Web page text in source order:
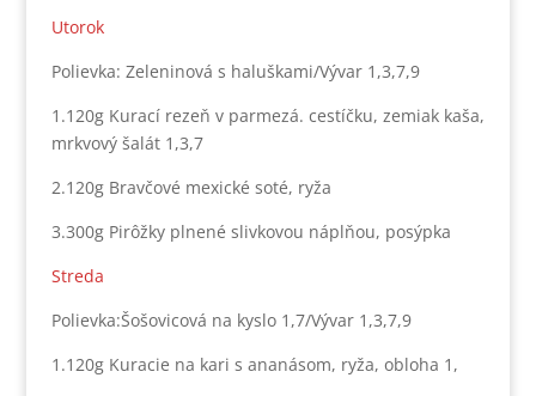
Utorok
Polievka: Zeleninová s haluškami/Vývar 1,3,7,9
1.120g Kurací rezeň v parmezá. cestíčku, zemiak kaša,
mrkvový šalát 1,3,7
2.120g Bravčové mexické soté, ryža
3.300g Pirôžky plnené slivkovou náplňou, posýpka
Streda
Polievka:Šošovicová na kyslo 1,7/Vývar 1,3,7,9
1.120g Kuracie na kari s ananásom, ryža, obloha 1,